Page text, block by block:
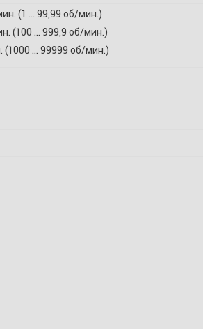
(1 … 99,99 об/мин.)
(100 … 999,9 об/мин.)
(1000 … 99999 об/мин.)